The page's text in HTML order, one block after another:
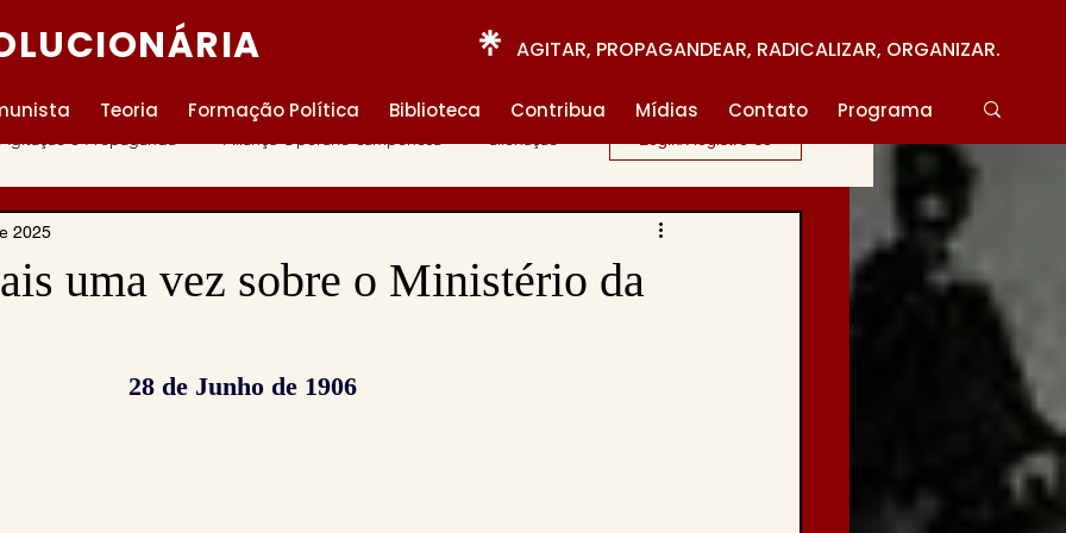
anti-revisionismo
uma vez sobre o Ministério da
2025
28 de Junho de 1906
AGITAR, PROPAGANDEAR, RADICALIZAR, ORGANIZAR.
Teoria Formação Política Biblioteca Contribua Mídias Contato Programa